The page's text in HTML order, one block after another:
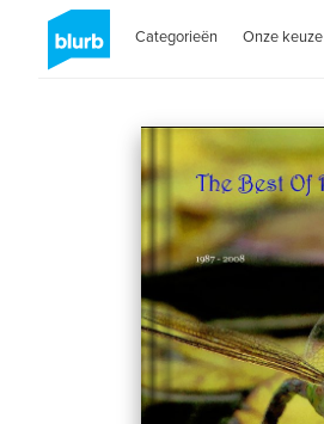
Categorieën Onze keuze